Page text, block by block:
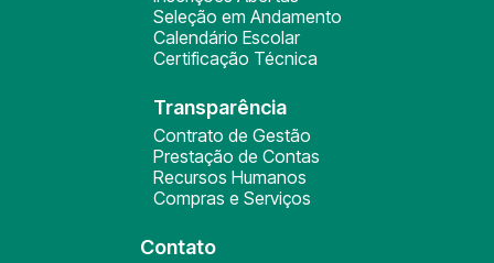
Seleção em Andamento
Calendário Escolar
Certificação Técnica
Transparência
Contrato de Gestão
Prestação de Contas
Recursos Humanos
Compras e Serviços
Contato